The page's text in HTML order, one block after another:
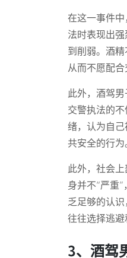
在这一事件
法时表现出
到削弱。酒
从而不愿配合
此外，酒驾
交警执法的
绪，认为自
共安全的行为
此外，社会
身并不“严重
乏足够的认
往往选择逃避
3、酒驾